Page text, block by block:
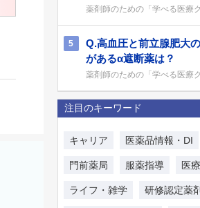
薬剤師のための「学べる医療ク
5
Q.高血圧と前立腺肥大
があるα遮断薬は？
薬剤師のための「学べる医療ク
注目のキーワード
キャリア 医薬品情報・DI
門前薬局 服薬指導 医
ライフ・雑学 研修認定薬